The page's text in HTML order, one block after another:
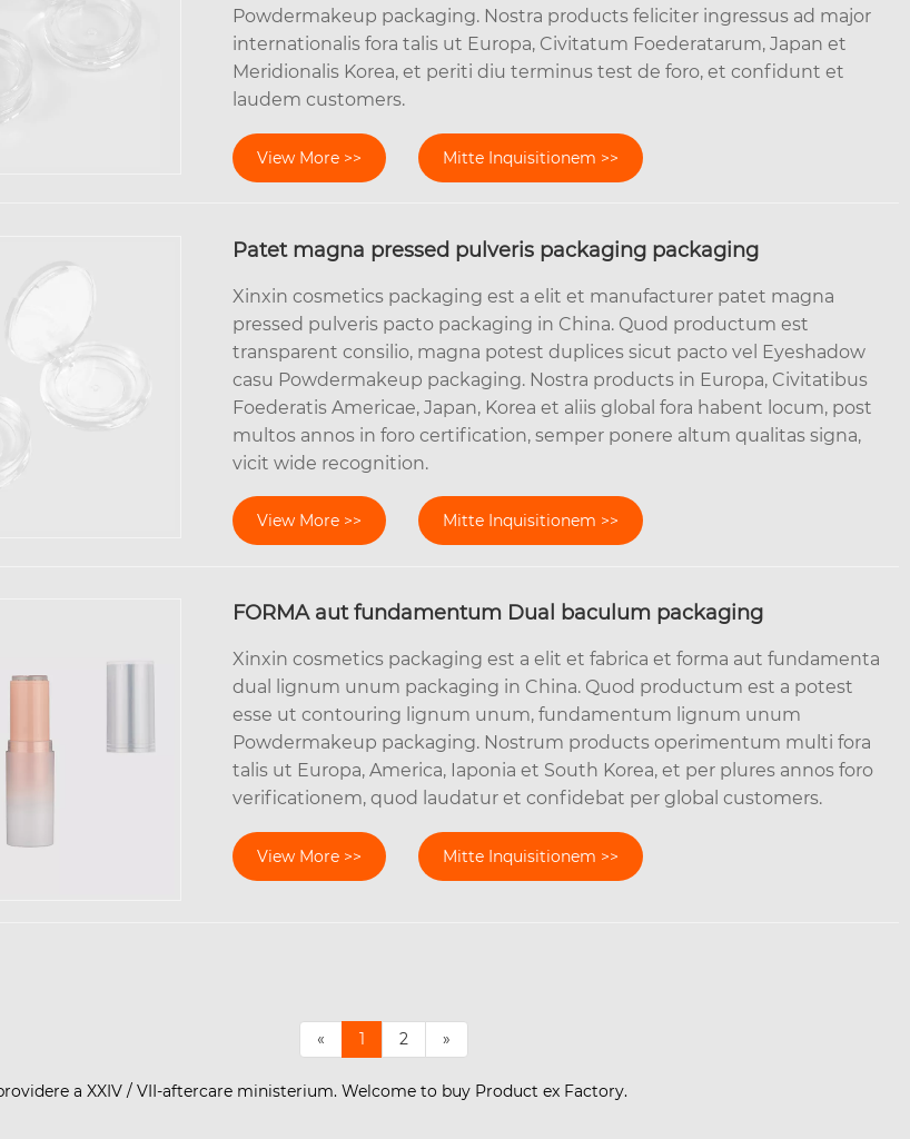
Powdermakeup packaging. Nostra products feliciter ingressus ad major
internationalis fora talis ut Europa, Civitatum Foederatarum, Japan et
Meridionalis Korea, et periti diu terminus test de foro, et confidunt et
laudem customers.
View More >> Mitte Inquisitionem >>
Patet magna pressed pulveris packaging packaging
Xinxin cosmetics packaging est a elit et manufacturer patet magna
pressed pulveris pacto packaging in China. Quod productum est
transparent consilio, magna potest duplices sicut pacto vel Eyeshadow
casu Powdermakeup packaging. Nostra products in Europa, Civitatibus
Foederatis Americae, Japan, Korea et aliis global fora habent locum, post
multos annos in foro certification, semper ponere altum qualitas signa,
vicit wide recognition.
View More >> Mitte Inquisitionem >>
FORMA aut fundamentum Dual baculum packaging
Xinxin cosmetics packaging est a elit et fabrica et forma aut fundamenta
dual lignum unum packaging in China. Quod productum est a potest
esse ut contouring lignum unum, fundamentum lignum unum
Powdermakeup packaging. Nostrum products operimentum multi fora
talis ut Europa, America, Iaponia et South Korea, et per plures annos foro
verificationem, quod laudatur et confidebat per global customers.
View More >> Mitte Inquisitionem >>
« 1 2 »
a XXIV / VII-aftercare ministerium. Welcome to buy Product ex Factory.